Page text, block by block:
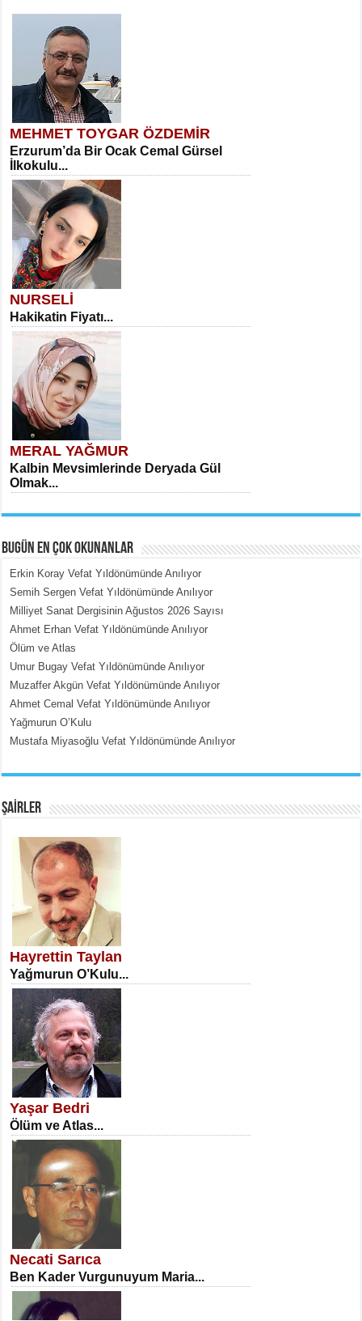
MEHMET TOYGAR ÖZDEMİR
Erzurum’da Bir Ocak Cemal Gürsel
İlkokulu...
NURSELİ
Hakikatin Fiyatı...
MERAL YAĞMUR
Kalbin Mevsimlerinde Deryada Gül
Olmak...
MEHMET ÇOBAN
İçerdeki Put Dışardaki Maskeler...
SATILMIŞ ÜMİT ÇETİNKAYA
Erkenlik...
NECLA DİLEK ARSLAN
Öğretmenler Günü Mahkemesi...
İSA KARATEPE
Ekranlar Arasında Kaybolan İnsan...
BUGÜN EN ÇOK OKUNANLAR
Erkin Koray Vefat Yıldönümünde Anılıyor
Semih Sergen Vefat Yıldönümünde Anılıyor
Milliyet Sanat Dergisinin Ağustos 2026 Sayısı
Ahmet Erhan Vefat Yıldönümünde Anılıyor
Ölüm ve Atlas
Umur Bugay Vefat Yıldönümünde Anılıyor
Muzaffer Akgün Vefat Yıldönümünde Anılıyor
Ahmet Cemal Vefat Yıldönümünde Anılıyor
Yağmurun O’Kulu
Mustafa Miyasoğlu Vefat Yıldönümünde Anılıyor
ŞAİRLER
Hayrettin Taylan
Yağmurun O’Kulu...
Yaşar Bedri
Ölüm ve Atlas...
Necati Sarıca
Ben Kader Vurgunuyum Maria...